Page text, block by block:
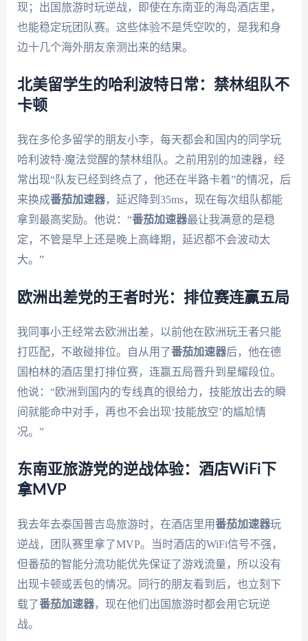
现；出国旅游时玩逆战，即使在东南亚的海岛酒店里，
也能稳定玩团队赛。这些体验不是凭空吹的，是我和身
边十几个海外朋友亲测出来的结果。
北美留学生的哈利波特日常：禁林组队不
卡顿
我在多伦多留学的朋友小李，每天都会和国内的同学玩
哈利波特·魔法觉醒的禁林组队。之前用别的加速器，经
常出现“队友已经到终点了，他还在半路卡着”的情况，后
来换成番茄加速器，延迟降到35ms，现在每次组队都能
拿到最高奖励。他说：“番茄加速器最让我满意的是稳
定，不管是早上还是晚上高峰期，延迟都不会波动太
大。”
欧洲出差党的王者时光：排位赛连赢五局
我同事小王经常去欧洲出差，以前他在欧洲玩王者只能
打匹配，不敢碰排位。自从用了番茄加速器后，他在德
国柏林的酒店里打排位赛，连赢五局晋升到星耀段位。
他说：“欧洲到国内的专线真的很给力，技能放出去的瞬
间就能命中对手，再也不会出现‘技能放空’的尴尬情
况。”
东南亚旅游党的逆战体验：酒店WiFi下
拿MVP
我去年去泰国普吉岛旅游时，在酒店里用番茄加速器玩
逆战，团队赛里拿了MVP。当时酒店的WiFi信号不强，
但番茄的智能分流功能优先保证了游戏流量，所以没有
出现卡顿或丢包的情况。同行的朋友看到后，也立刻下
载了番茄加速器，现在他们出国旅游时都会用它玩逆
战。